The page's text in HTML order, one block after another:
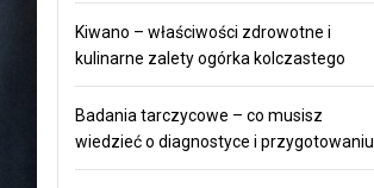
Kiwano – właściwości zdrowotne i
kulinarne zalety ogórka kolczastego
Badania tarczycowe – co musisz
wiedzieć o diagnostyce i przygotowaniu